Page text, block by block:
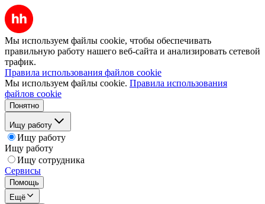
Мы используем файлы cookie, чтобы обеспечивать
правильную работу нашего веб-сайта и анализировать сетевой
трафик.
Правила использования файлов cookie
Мы используем файлы cookie. Правила использования
файлов cookie
Понятно
Ищу работу
Ищу работу
Ищу работу
Ищу сотрудника
Сервисы
Помощь
Ещё